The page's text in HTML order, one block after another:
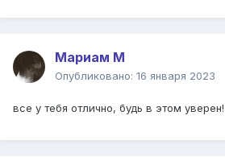
Мариам М
Опубликовано: 16 января 2023
все у тебя отлично, будь в этом уверен!